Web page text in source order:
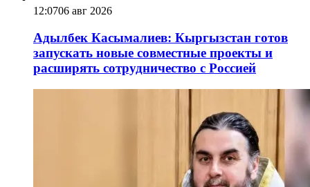
12:0706 авг 2026
Адылбек Касымалиев: Кыргызстан готов
запускать новые совместные проекты и
расширять сотрудничество с Россией